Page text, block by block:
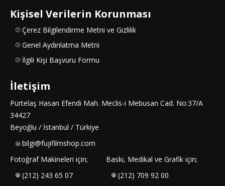
Kişisel Verilerin Korunması
Çerez Bilgilendirme Metni ve Gizlilik
Genel Aydınlatma Metni
İlgili Kişi Başvuru Formu
İletişim
Pürtelaş Hasan Efendi Mah. Meclis-i Mebusan Cad. No:37/A
34427
Beyoğlu / İstanbul / Türkiye
bilgi@fujifilmshop.com
Fotoğraf Makineleri için;
(212) 243 65 07
Baskı, Medikal ve Grafik için;
(212) 709 92 00